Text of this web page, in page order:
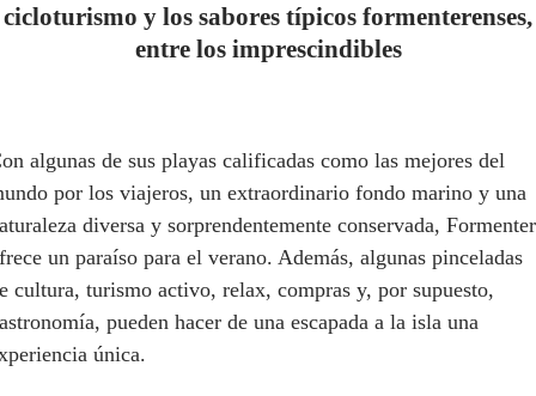
cicloturismo y los sabores típicos formenterenses,
entre los imprescindibles
algunas de sus playas calificadas como las mejores del
por los viajeros, un extraordinario fondo marino y una
diversa y sorprendentemente conservada,
un paraíso para el verano. Además, algunas pinceladas
cultura, turismo activo, relax, compras y, por supuesto,
pueden hacer de una escapada a la isla una
única.